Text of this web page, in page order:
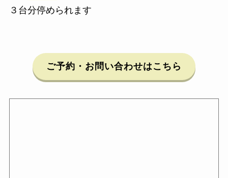
３台分停められます
ご予約・お問い合わせはこちら